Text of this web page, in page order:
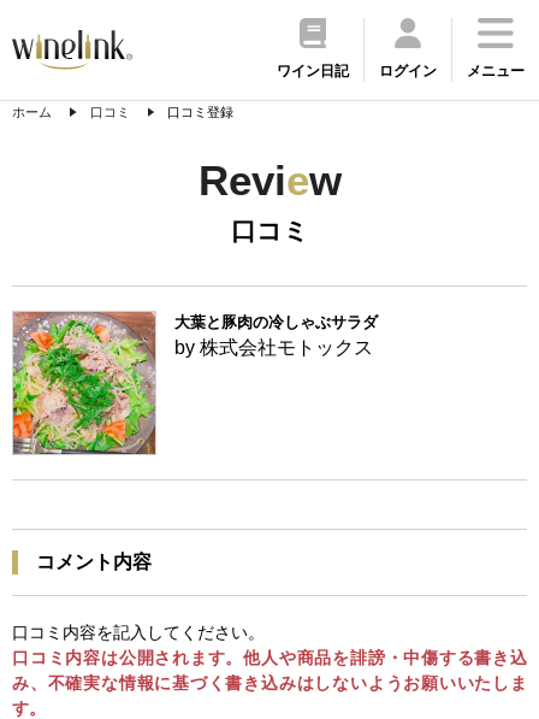
ワイン日記 ログイン メニュー
ホーム 口コミ 口コミ登録
Review
口コミ
大葉と豚肉の冷しゃぶサラダ
by 株式会社モトックス
コメント内容
口コミ内容を記入してください。
口コミ内容は公開されます。他人や商品を誹謗・中傷する書き込
み、不確実な情報に基づく書き込みはしないようお願いいたしま
す。